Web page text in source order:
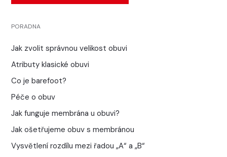
PORADNA
Jak zvolit správnou velikost obuvi
Atributy klasické obuvi
Co je barefoot?
Péče o obuv
Jak funguje membrána u obuvi?
Jak ošetřujeme obuv s membránou
Vysvětlení rozdílu mezi řadou „A“ a „B“